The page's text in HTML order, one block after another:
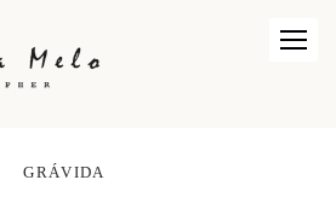
GRÁVIDA